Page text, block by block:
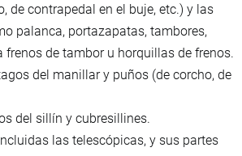
de contrapedal en el buje, etc.) y las
palanca, portazapatas, tambores,
frenos de tambor u horquillas de frenos.
del manillar y puños (de corcho, de
del sillín y cubresillines.
las telescópicas, y sus partes